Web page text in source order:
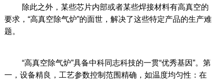
除此之外，某些芯片内部或者某些焊接材料有高真空的
要求，“高真空除气炉”的面世，解决了这些特定产品的生产难
题。
“高真空除气炉”具备中科同志科技的一贯“优秀基因”。第
一，设备精良，工艺参数控制范围精确，如温度均匀性：在